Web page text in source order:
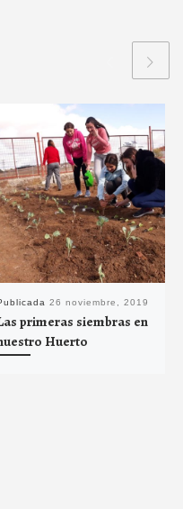
26 noviembre, 2019
primeras siembras en
Huerto